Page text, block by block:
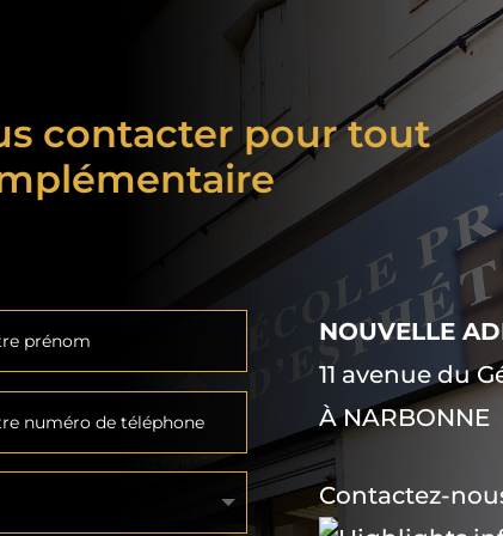
contacter pour tout
NOUVELLE
11 avenue du
À NARBONNE
Contactez-